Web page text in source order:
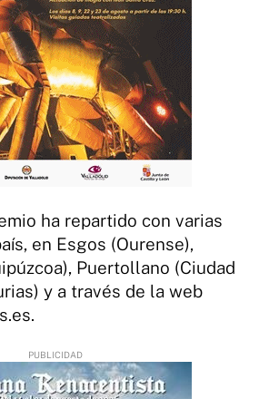
ha repartido con varias
en Esgos (Ourense),
Puertollano (Ciudad
y a través de la web